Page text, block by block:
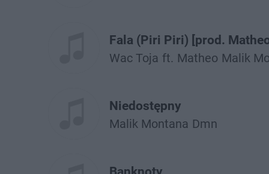
Fala (Piri Piri) [prod.
Wac Toja ft. Matheo Malik
Niedostępny
Malik Montana Dmn